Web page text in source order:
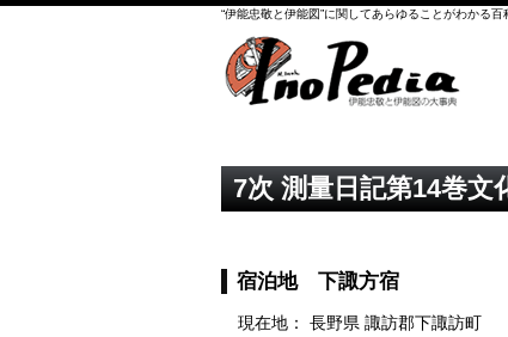
“伊能忠敬と伊能図”に関してあらゆることがわかる百
7次 測量日記第14巻文
宿泊地 下諏方宿
現在地： 長野県 諏訪郡下諏訪町